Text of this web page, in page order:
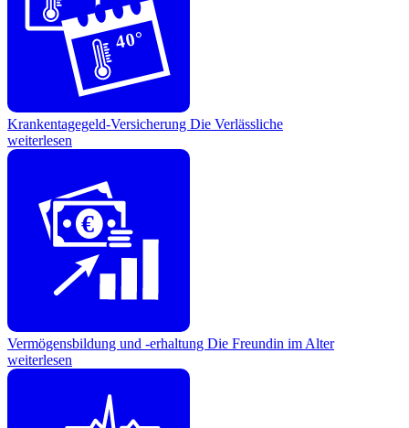
40°
Krankentagegeld-Versicherung Die Verlässliche
weiterlesen
€
Vermögensbildung und -erhaltung Die Freundin im Alter
weiterlesen